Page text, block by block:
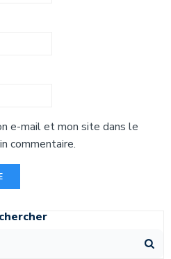
e-mail et mon site dans le
commentaire.